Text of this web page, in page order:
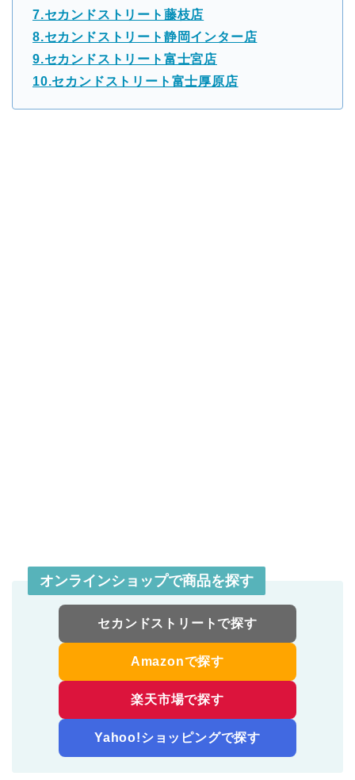
7.セカンドストリート藤枝店
8.セカンドストリート静岡インター店
9.セカンドストリート富士宮店
10.セカンドストリート富士厚原店
オンラインショップで商品を探す
セカンドストリートで探す
Amazonで探す
楽天市場で探す
Yahoo!ショッピングで探す